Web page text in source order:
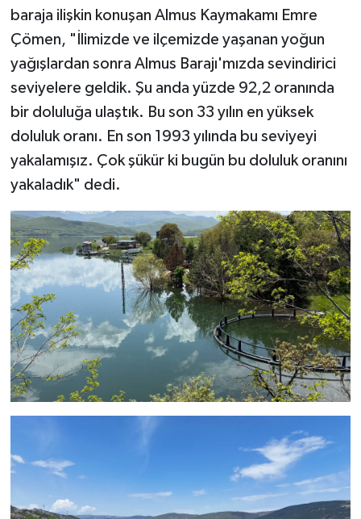
baraja ilişkin konuşan Almus Kaymakamı Emre
Çömen, "İlimizde ve ilçemizde yaşanan yoğun
yağışlardan sonra Almus Barajı'mızda sevindirici
seviyelere geldik. Şu anda yüzde 92,2 oranında
bir doluluğa ulaştık. Bu son 33 yılın en yüksek
doluluk oranı. En son 1993 yılında bu seviyeyi
yakalamışız. Çok şükür ki bugün bu doluluk oranını
yakaladık" dedi.